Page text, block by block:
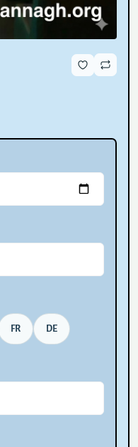
FR DE